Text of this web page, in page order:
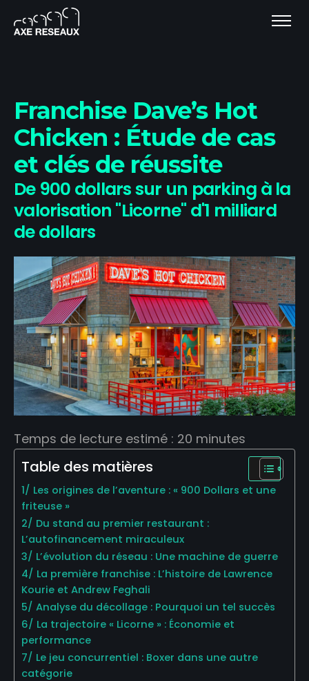
Franchise Dave’s Hot
Chicken : Étude de cas
et clés de réussite
De 900 dollars sur un parking à la
valorisation "Licorne" d'1 milliard
de dollars
Temps de lecture estimé : 20 minutes
Table des matières
1/ Les origines de l’aventure : « 900 Dollars et une
friteuse »
2/ Du stand au premier restaurant :
L’autofinancement miraculeux
3/ L’évolution du réseau : Une machine de guerre
4/ La première franchise : L’histoire de Lawrence
Kourie et Andrew Feghali
5/ Analyse du décollage : Pourquoi un tel succès
6/ La trajectoire « Licorne » : Économie et
performance
7/ Le jeu concurrentiel : Boxer dans une autre
catégorie